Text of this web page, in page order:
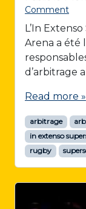
Comment
L’In
Arena a été
d’arbitrage
Read more »
arbitrage
in extenso
rugby